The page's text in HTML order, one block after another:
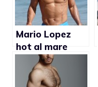
Mario Lopez
hot al mare
(Foto)